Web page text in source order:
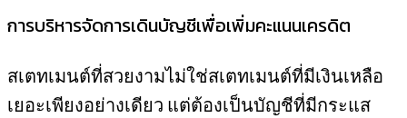
การบริหารจัดการเดินบัญชีเพื่อเพิ่มคะแนนเครดิต
สเตทเมนต์ที่สวยงามไม่ใช่สเตทเมนต์ที่มีเงินเหลือ
เยอะเพียงอย่างเดียว แต่ต้องเป็นบัญชีที่มีกระแส